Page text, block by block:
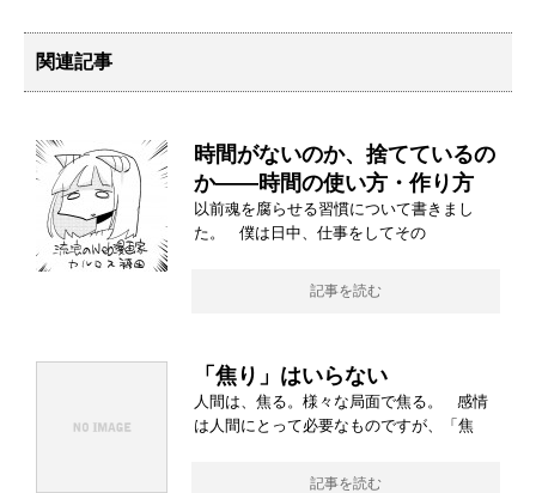
関連記事
時間がないのか、捨てているの
か――時間の使い方・作り方
以前魂を腐らせる習慣について書きまし
た。 僕は日中、仕事をしてその
記事を読む
「焦り」はいらない
人間は、焦る。様々な局面で焦る。 感情
は人間にとって必要なものですが、「焦
記事を読む